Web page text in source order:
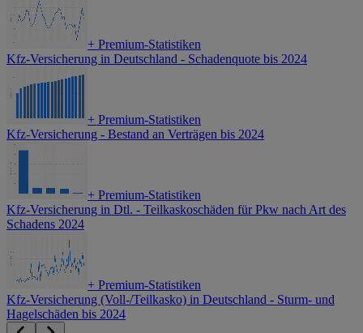
+ Premium-Statistiken
Kfz-Versicherung in Deutschland - Schadenquote bis 2024
+ Premium-Statistiken
Kfz-Versicherung - Bestand an Verträgen bis 2024
+ Premium-Statistiken
Kfz-Versicherung in Dtl. - Teilkaskoschäden für Pkw nach Art des
Schadens 2024
+ Premium-Statistiken
Kfz-Versicherung (Voll-/Teilkasko) in Deutschland - Sturm- und
Hagelschäden bis 2024